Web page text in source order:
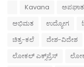
Kavana ಅಪಘಾತ
ಅಭಿಮತ
ಉದ್ಯೋಗ
ಚಿತ್ರ-ಕಲೆ
ದೇಶ-ವಿದೇಶ
ಲೋಕಲ್ ಎಕ್ಸ್‌ಪ್ರೆಸ್